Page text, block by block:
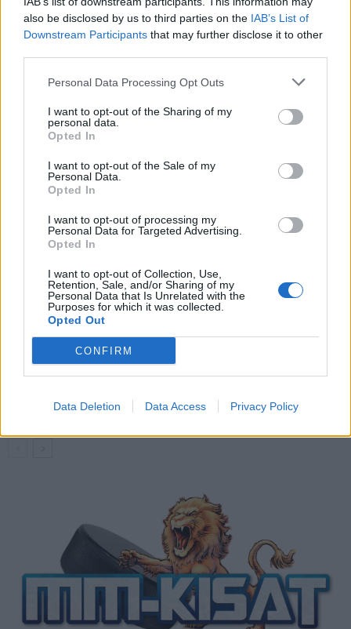
also be disclosed by us to third parties on the IAB’s List of
Downstream Participants that may further disclose it to other
Personal Data Processing Opt Outs
I want to opt-out of the Sharing of my
personal data.
Opted In
I want to opt-out of the Sale of my
Personal Data.
Opted In
I want to opt-out of processing my
Personal Data for Targeted Advertising.
Opted In
I want to opt-out of Collection, Use,
Retention, Sale, and/or Sharing of my
Personal Data that Is Unrelated with the
Purposes for which it was collected.
Opted Out
CONFIRM
Data Deletion Data Access Privacy Policy
Kanada kaatoi Tshekin – Kent
Tässä ovat Nuorten MM-kisojen
työllistetyimmät maalivahdit –
Nuorten Leijonien illan
vastustaja pitää kärkipaikkaa
LIITTYVÄT ARTIKKELIT
Leijonat julkisti ketjut Sveitsi-peliin –
Aleksander Barkov tekee paluun
Venäläisveskari sekosi Suomen 2.
divisioonassa – sai samasta tilanteesta